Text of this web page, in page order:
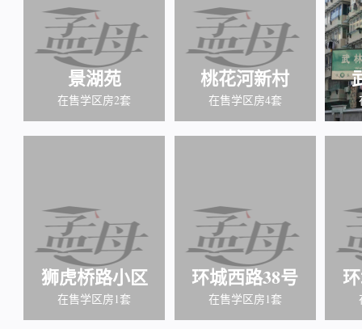
景湖苑
在售学区房2套
桃花河新村
在售学区房4套
狮虎桥路小区
在售学区房1套
环城西路38号
在售学区房1套